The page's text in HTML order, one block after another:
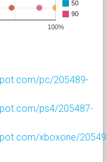
50
90
100%
pc/205489-
ps4/205487-
xboxone/